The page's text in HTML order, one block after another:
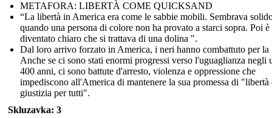
METAFORA: LIBERTÀ COME QUICKSAND
“La libertà in America era come le sabbie mobili. Sembrava
quando una persona di colore non ha provato a starci sopra. Poi è
diventato chiaro che si trattava di una dolina ".
Dal loro arrivo forzato in America, i neri hanno combattuto per la
Anche se ci sono stati enormi progressi verso l'uguaglianza negli
400 anni, ci sono battute d'arresto, violenza e oppressione che
impediscono all'America di mantenere la sua promessa di "libertà
giustizia per tutti".
Skluzavka: 3